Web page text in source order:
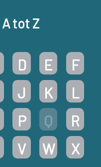
tot Z
D E
F
J K
L
P Q
R
V W
X